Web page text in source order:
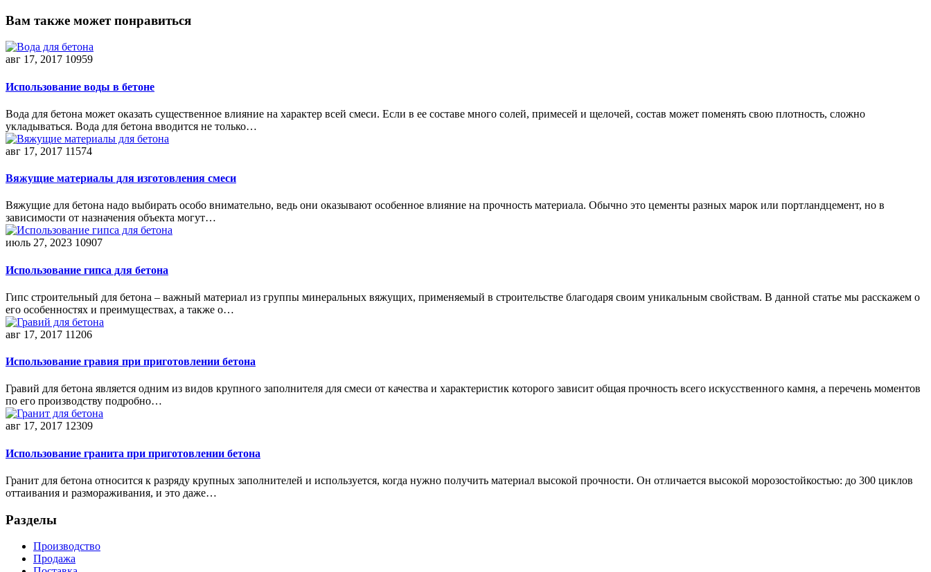
Вам также может понравиться
авг 17, 2017 10959
Использование воды в бетоне
Вода для бетона может оказать существенное влияние на характер всей смеси. Если в ее составе много солей, примесей и щелочей, состав может поменять свою плотность, сложно
укладываться. Вода для бетона вводится не только…
авг 17, 2017 11574
Вяжущие материалы для изготовления смеси
Вяжущие для бетона надо выбирать особо внимательно, ведь они оказывают особенное влияние на прочность материала. Обычно это цементы разных марок или портландцемент, но в
зависимости от назначения объекта могут…
июль 27, 2023 10907
Использование гипса для бетона
Гипс строительный для бетона – важный материал из группы минеральных вяжущих, применяемый в строительстве благодаря своим уникальным свойствам. В данной статье мы расскажем о
его особенностях и преимуществах, а также о…
авг 17, 2017 11206
Использование гравия при приготовлении бетона
Гравий для бетона является одним из видов крупного заполнителя для смеси от качества и характеристик которого зависит общая прочность всего искусственного камня, а перечень моментов
по его производству подробно…
авг 17, 2017 12309
Использование гранита при приготовлении бетона
Гранит для бетона относится к разряду крупных заполнителей и используется, когда нужно получить материал высокой прочности. Он отличается высокой морозостойкостью: до 300 циклов
оттаивания и размораживания, и это даже…
Разделы
Производство
Продажа